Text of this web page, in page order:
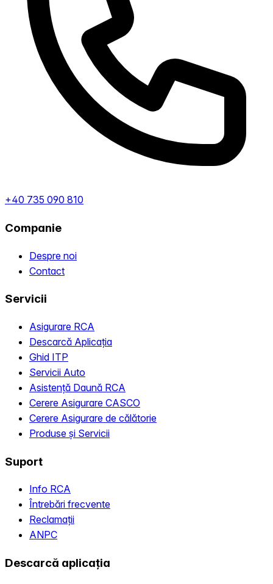
+40 735 090 810
Companie
Despre noi
Contact
Servicii
Asigurare RCA
Descarcă Aplicația
Ghid ITP
Servicii Auto
Asistență Daună RCA
Cerere Asigurare CASCO
Cerere Asigurare de călătorie
Produse și Servicii
Suport
Info RCA
Întrebări frecvente
Reclamații
ANPC
Descarcă aplicația